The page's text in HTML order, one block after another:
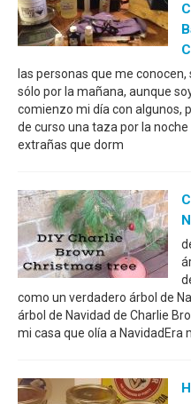
las personas que me
sólo por la mañana, aunque
comienzo mi día con algunos,
de curso una taza por la
extrañas que dorm
como un verdadero árbol de
árbol de Navidad de Charlie
mi casa que olía a NavidadEra